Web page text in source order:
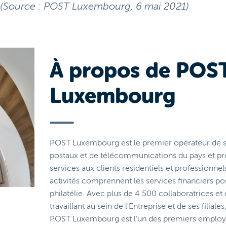
(Source : POST Luxembourg, 6 mai 2021)
À propos de
Luxembourg
POST Luxembourg est le premier opérateur de
postaux et de télécommunications du pays et
services aux clients résidentiels et
activités comprennent les services financiers
philatélie. Avec plus de 4 500 collaboratrices et
travaillant au sein de l'Entreprise et de ses
POST Luxembourg est l’un des premiers